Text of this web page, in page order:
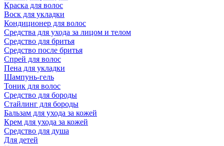
Краска для волос
Воск для укладки
Кондиционер для волос
Средства для ухода за лицом и телом
Средство для бритья
Средство после бритья
Спрей для волос
Пена для укладки
Шампунь-гель
Тоник для волос
Средство для бороды
Стайлинг для бороды
Бальзам для ухода за кожей
Крем для ухода за кожей
Средство для душа
Для детей